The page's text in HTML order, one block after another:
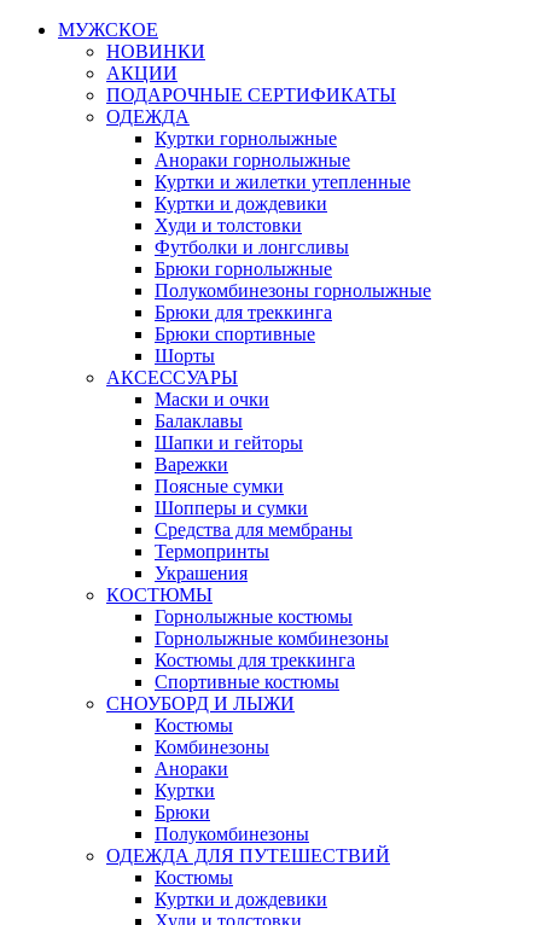
МУЖСКОЕ
НОВИНКИ
АКЦИИ
ПОДАРОЧНЫЕ СЕРТИФИКАТЫ
ОДЕЖДА
Куртки горнолыжные
Анораки горнолыжные
Куртки и жилетки утепленные
Куртки и дождевики
Худи и толстовки
Футболки и лонгсливы
Брюки горнолыжные
Полукомбинезоны горнолыжные
Брюки для треккинга
Брюки спортивные
Шорты
АКСЕССУАРЫ
Маски и очки
Балаклавы
Шапки и гейторы
Варежки
Поясные сумки
Шопперы и сумки
Средства для мембраны
Термопринты
Украшения
КОСТЮМЫ
Горнолыжные костюмы
Горнолыжные комбинезоны
Костюмы для треккинга
Спортивные костюмы
СНОУБОРД И ЛЫЖИ
Костюмы
Комбинезоны
Анораки
Куртки
Брюки
Полукомбинезоны
ОДЕЖДА ДЛЯ ПУТЕШЕСТВИЙ
Костюмы
Куртки и дождевики
Худи и толстовки